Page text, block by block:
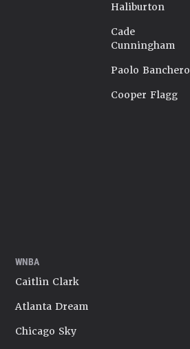
Haliburton
Cade
Cunningham
Paolo Banchero
Cooper Flagg
WNBA
Caitlin Clark
Atlanta Dream
Chicago Sky